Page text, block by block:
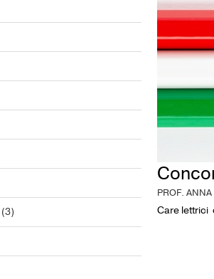
(3)
PROF. ANNA
Care lettrici